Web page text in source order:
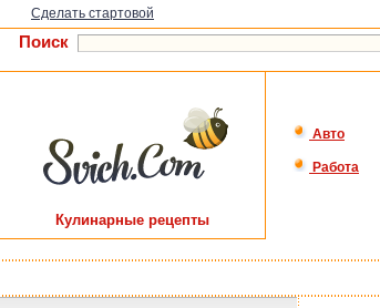
Сделать стартовой
Поиск
Кулинарные рецепты
Авто
Работа